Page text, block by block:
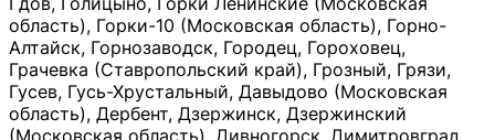
область), Горки-10 (Московская область), Горно-
Алтайск, Горнозаводск, Городец, Гороховец,
Грачевка (Ставропольский край), Грозный, Грязи,
Гусев, Гусь-Хрустальный, Давыдово (Московская
область), Дербент, Дзержинск, Дзержинский
(Московская область), Дивногорск, Димитровград,